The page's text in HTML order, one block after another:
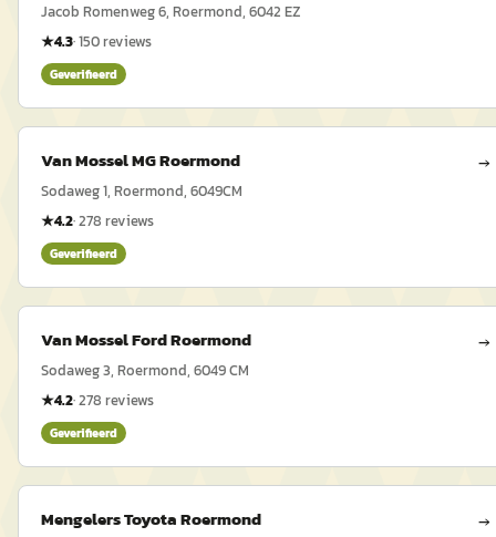
Jacob Romenweg 6, Roermond, 6042 EZ
★4.3·150reviews
Geverifieerd
Van Mossel MG Roermond →
Sodaweg 1, Roermond, 6049CM
★4.2·278 reviews
Geverifieerd
Van Mossel Ford Roermond →
Sodaweg 3, Roermond, 6049 CM
★4.2·278 reviews
Geverifieerd
Mengelers Toyota Roermond →